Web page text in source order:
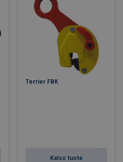
Terrier FBK
Katso tuote